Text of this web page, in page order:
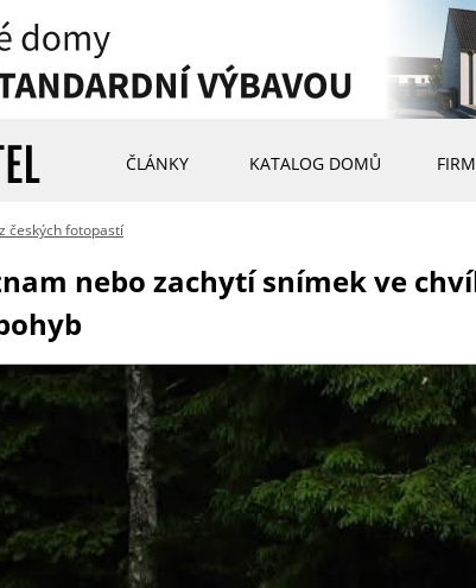
ČLÁNKY KATALOG DOMŮ
českých fotopastí
nebo zachytí snímek ve